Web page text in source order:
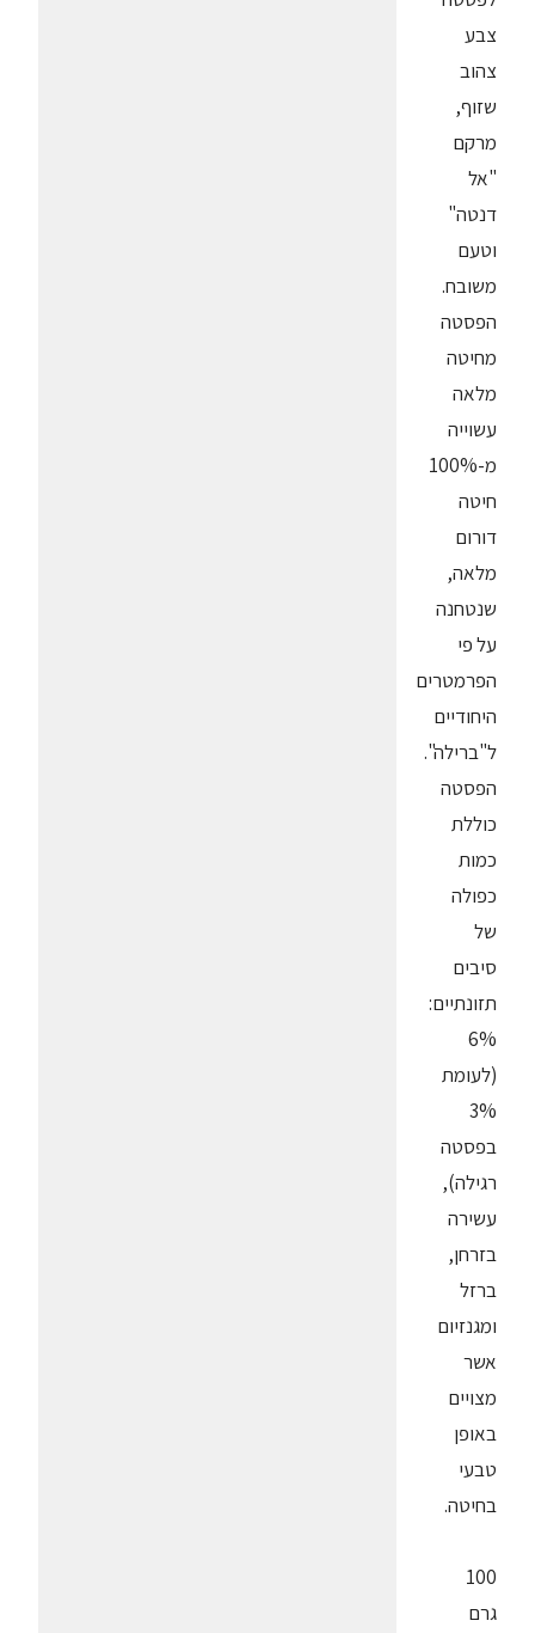
צבע
צהוב
שזוף,
מרקם
"אל
דנטה"
וטעם
משובח.
הפסטה
מחיטה
מלאה
עשוייה
מ-100%
חיטה
דורום
מלאה,
שנטחנה
על פי
הפרמטרים
היחודיים
ל"ברילה".
הפסטה
כוללת
כמות
כפולה
של
סיבים
תזונתיים:
6%
(לעומת
3%
בפסטה
רגילה),
עשירה
בזרחן,
ברזל
ומגנזיום
אשר
מצויים
באופן
טבעי
בחיטה.
100
גרם